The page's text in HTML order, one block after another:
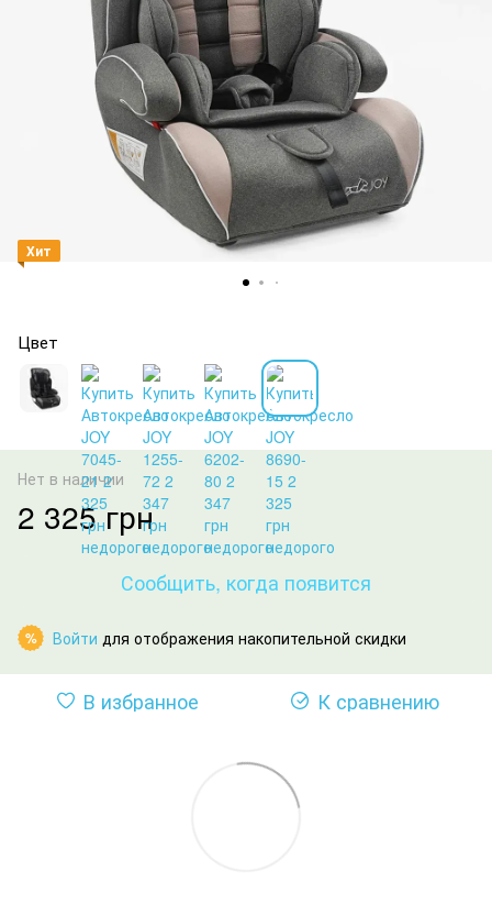
Хит
Цвет
Нет в наличии
2 325 грн
Сообщить, когда появится
% Войти для отображения накопительной скидки
В избранное К сравнению